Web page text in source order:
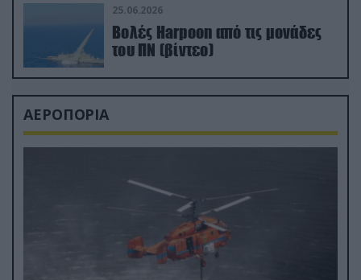
25.06.2026
Βολές Harpoon από τις μονάδες
του ΠΝ (βίντεο)
ΑΕΡΟΠΟΡΙΑ